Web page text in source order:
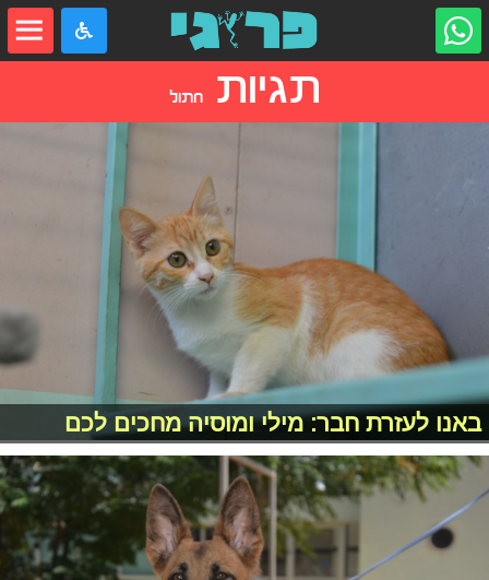
תגיותחתול
באנו לעזרת חבר: מילי ומוסיה מחכים לכם